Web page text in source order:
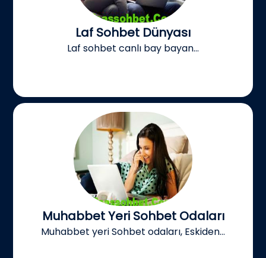
Laf Sohbet Dünyası
Laf sohbet canlı bay bayan...
Muhabbet Yeri Sohbet Odaları
Muhabbet yeri Sohbet odaları, Eskiden...